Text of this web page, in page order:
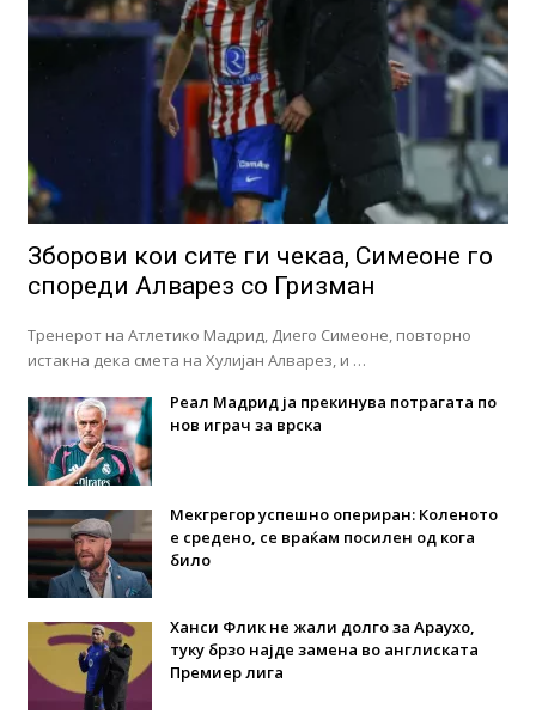
Зборови кои сите ги чекаа, Симеоне го
спореди Алварез со Гризман
Тренерот на Атлетико Мадрид, Диего Симеоне, повторно
истакна дека смета на Хулијан Алварез, и …
Реал Мадрид ја прекинува потрагата по
нов играч за врска
Мекгрегор успешно опериран: Коленото
е средено, се враќам посилен од кога
било
Ханси Флик не жали долго за Араухо,
туку брзо најде замена во англиската
Премиер лига